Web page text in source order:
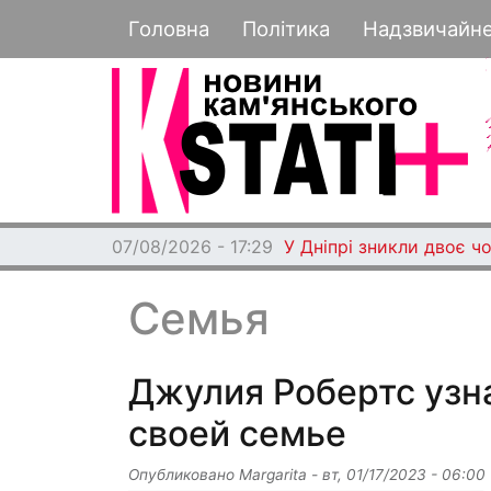
Основная навигация
Головна Політика
07/08/2026 - 17:29 У Дніпрі зникли двоє
Семья
Джулия Робертс
своей семье
Опубликовано Margarita - вт, 01/17/2023 - 06:00